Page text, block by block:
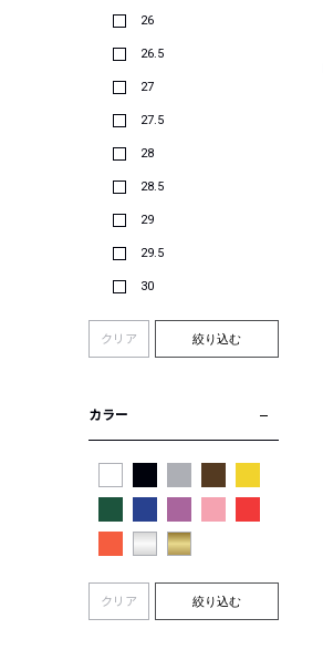
26
26.5
27
27.5
28
28.5
29
29.5
30
クリア 絞り込む
カラー
クリア 絞り込む